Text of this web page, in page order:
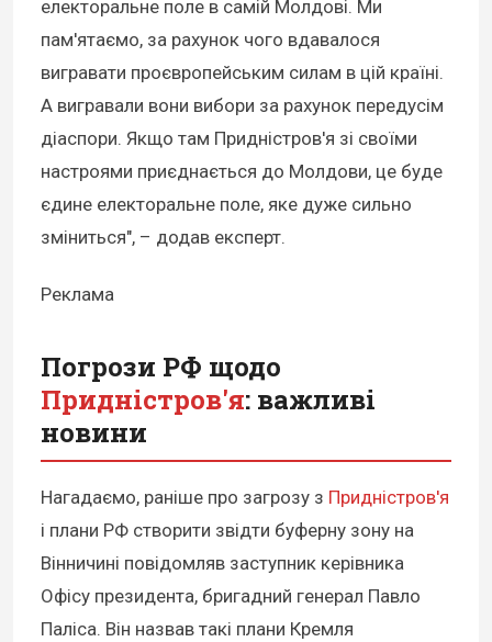
електоральне поле в самій Молдові. Ми
пам'ятаємо, за рахунок чого вдавалося
вигравати проєвропейським силам в цій країні.
А вигравали вони вибори за рахунок передусім
діаспори. Якщо там Придністров'я зі своїми
настроями приєднається до Молдови, це буде
єдине електоральне поле, яке дуже сильно
зміниться", – додав експерт.
Реклама
Погрози РФ щодо
Придністров'я: важливі
новини
Нагадаємо, раніше про загрозу з Придністров'я
і плани РФ створити звідти буферну зону на
Вінничині повідомляв заступник керівника
Офісу президента, бригадний генерал Павло
Паліса. Він назвав такі плани Кремля